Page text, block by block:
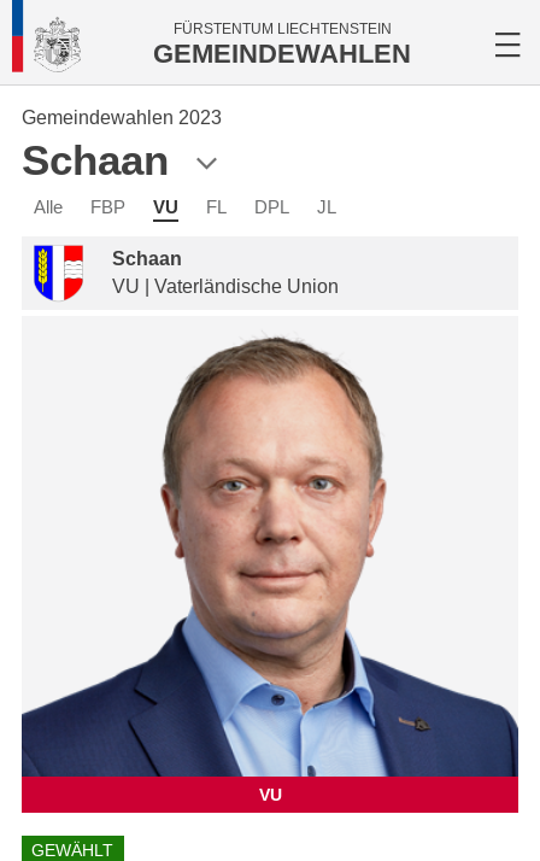
FÜRSTENTUM LIECHTENSTEIN
GEMEINDEWAHLEN
Gemeindewahlen 2023
Schaan
Alle FBP VU FL DPL JL
Schaan
VU | Vaterländische Union
VU
GEWÄHLT